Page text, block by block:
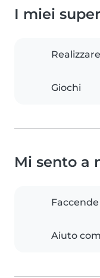
I miei
Giochi
Mi sento a
Aiuto